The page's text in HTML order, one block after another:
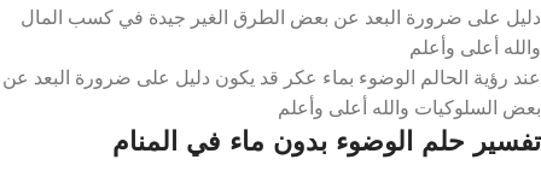
دليل على ضرورة البعد عن بعض الطرق الغير جيدة في كسب المال
والله أعلى وأعلم
عند رؤية الحالم الوضوء بماء عكر قد يكون دليل على ضرورة البعد عن
بعض السلوكيات والله أعلى وأعلم
تفسير حلم الوضوء بدون ماء في المنام